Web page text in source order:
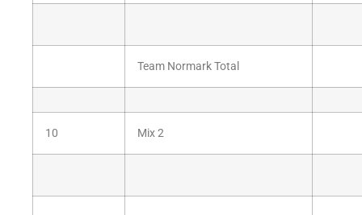
Team Normark Total
10 Mix 2